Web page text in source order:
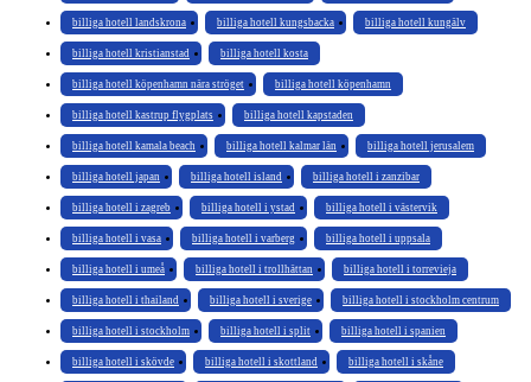
billiga hotell landskrona billiga hotell kungsbacka billiga hotell kungälv
billiga hotell kristianstad billiga hotell kosta
billiga hotell köpenhamn nära ströget billiga hotell köpenhamn
billiga hotell kastrup flygplats billiga hotell kapstaden
billiga hotell kamala beach billiga hotell kalmar län billiga hotell jerusalem
billiga hotell japan billiga hotell island billiga hotell i zanzibar
billiga hotell i zagreb billiga hotell i ystad billiga hotell i västervik
billiga hotell i vasa billiga hotell i varberg billiga hotell i uppsala
billiga hotell i umeå billiga hotell i trollhättan billiga hotell i torrevieja
billiga hotell i thailand billiga hotell i sverige billiga hotell i stockholm centrum
billiga hotell i stockholm billiga hotell i split billiga hotell i spanien
billiga hotell i skövde billiga hotell i skottland billiga hotell i skåne